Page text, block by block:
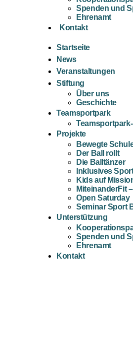
Spenden und
Ehrenamt
Kontakt
Startseite
News
Veranstaltungen
Stiftung
Über uns
Geschichte
Teamsportpark
Projekte
Bewegte
Der Ball rollt
Die Balltänzer
Inklusives
Kids auf
MiteinanderFit
Open Saturday
Seminar Sport
Unterstützung
Spenden und
Ehrenamt
Kontakt